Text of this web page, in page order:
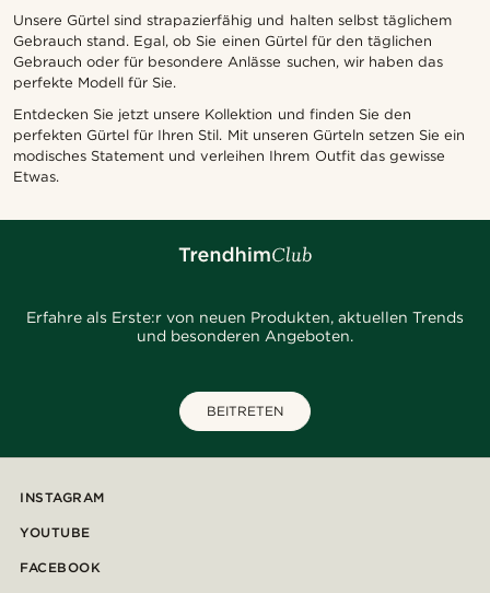
Unsere Gürtel sind strapazierfähig und halten selbst täglichem
Gebrauch stand. Egal, ob Sie einen Gürtel für den täglichen
Gebrauch oder für besondere Anlässe suchen, wir haben das
perfekte Modell für Sie.
Entdecken Sie jetzt unsere Kollektion und finden Sie den
perfekten Gürtel für Ihren Stil. Mit unseren Gürteln setzen Sie ein
modisches Statement und verleihen Ihrem Outfit das gewisse
Etwas.
Erfahre als Erste:r von neuen Produkten, aktuellen Trends
und besonderen Angeboten.
BEITRETEN
INSTAGRAM
YOUTUBE
FACEBOOK